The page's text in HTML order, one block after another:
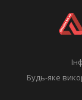
Будь-яке